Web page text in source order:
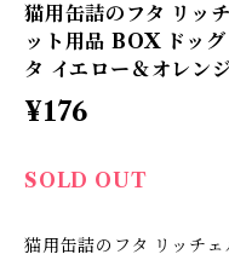
猫用缶詰のフタ リッ
ット用品 BOX ドッ
タ イエロー＆オレン
¥176
SOLD OUT
猫用缶詰のフタ リッチ